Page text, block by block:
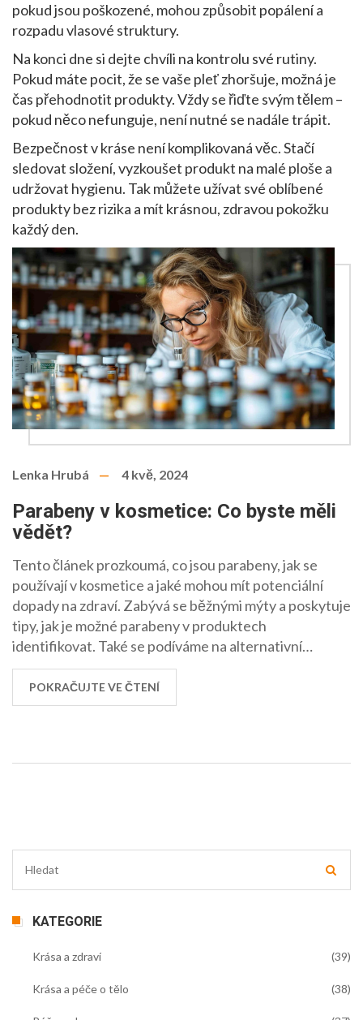
pokud jsou poškozené, mohou způsobit popálení a
rozpadu vlasové struktury.
Na konci dne si dejte chvíli na kontrolu své rutiny.
Pokud máte pocit, že se vaše pleť zhoršuje, možná je
čas přehodnotit produkty. Vždy se řiďte svým tělem –
pokud něco nefunguje, není nutné se nadále trápit.
Bezpečnost v kráse není komplikovaná věc. Stačí
sledovat složení, vyzkoušet produkt na malé ploše a
udržovat hygienu. Tak můžete užívat své oblíbené
produkty bez rizika a mít krásnou, zdravou pokožku
každý den.
Lenka Hrubá 4 kvě, 2024
Parabeny v kosmetice: Co byste měli
vědět?
Tento článek prozkoumá, co jsou parabeny, jak se
používají v kosmetice a jaké mohou mít potenciální
dopady na zdraví. Zabývá se běžnými mýty a poskytuje
tipy, jak je možné parabeny v produktech
identifikovat. Také se podíváme na alternativní
konzervační látky, které se v kosmetice využívají.
POKRAČUJTE VE ČTENÍ
KATEGORIE
Krása a zdraví (39)
Krása a péče o tělo (38)